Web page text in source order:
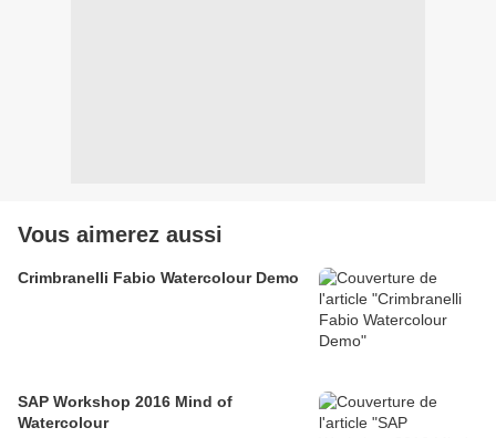
Vous aimerez aussi
Crimbranelli Fabio Watercolour Demo
SAP Workshop 2016 Mind of
Watercolour